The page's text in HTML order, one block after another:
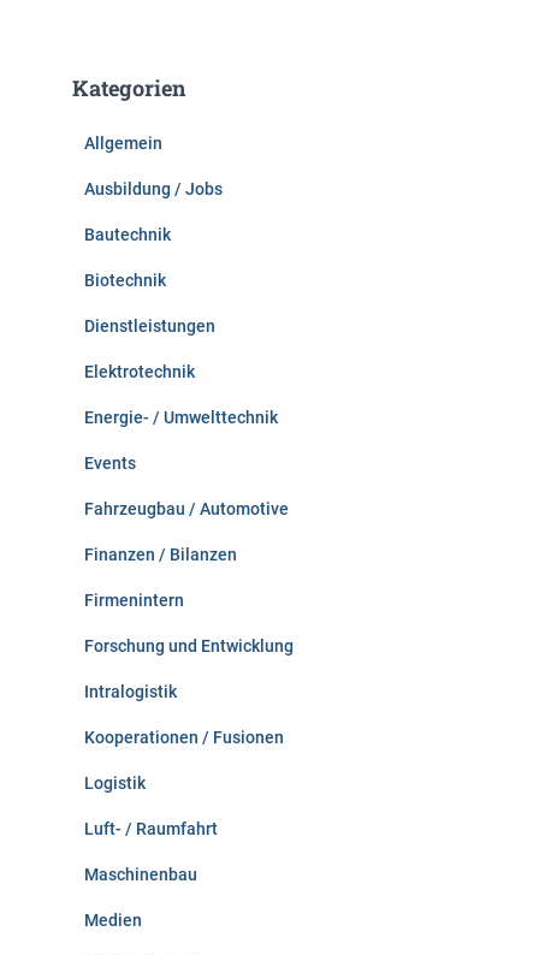
n
Kategorien
Allgemein
Ausbildung / Jobs
Bautechnik
Biotechnik
Dienstleistungen
Elektrotechnik
Energie- / Umwelttechnik
Events
Fahrzeugbau / Automotive
Finanzen / Bilanzen
Firmenintern
Forschung und Entwicklung
Intralogistik
Kooperationen / Fusionen
Logistik
Luft- / Raumfahrt
Maschinenbau
Medien